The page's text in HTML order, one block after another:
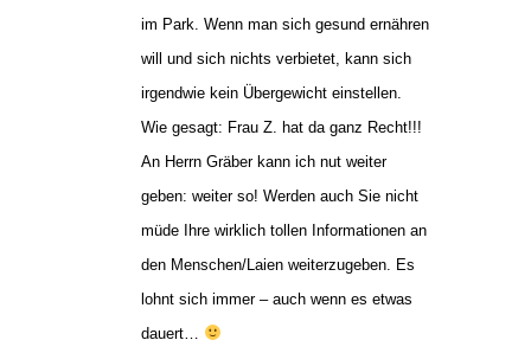
im Park. Wenn man sich gesund ernähren
will und sich nichts verbietet, kann sich
irgendwie kein Übergewicht einstellen.
Wie gesagt: Frau Z. hat da ganz Recht!!!
An Herrn Gräber kann ich nut weiter
geben: weiter so! Werden auch Sie nicht
müde Ihre wirklich tollen Informationen an
den Menschen/Laien weiterzugeben. Es
lohnt sich immer – auch wenn es etwas
dauert…